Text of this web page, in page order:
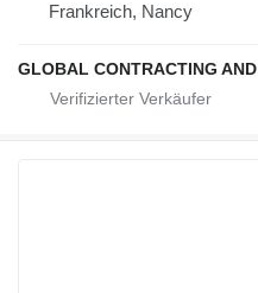
Frankreich, Nancy